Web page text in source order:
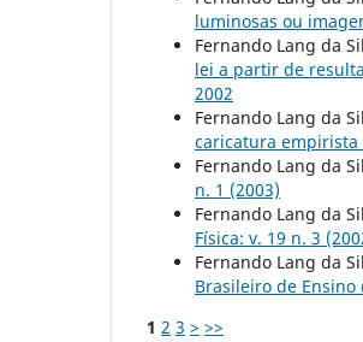
luminosas ou
Fernando Lang da
lei a partir de
2002
Fernando Lang da
caricatura
Fernando Lang da
n. 1 (2003)
Fernando Lang da
Física: v. 19 n. 3
Fernando Lang da
Brasileiro de Ensino
1 2 3 > >>